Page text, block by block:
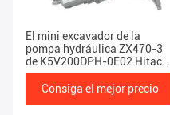
El mini excavador de la
pompa hydráulica ZX470-3
de K5V200DPH-0E02 Hitachi
parte 47Ton
Consiga el mejor precio